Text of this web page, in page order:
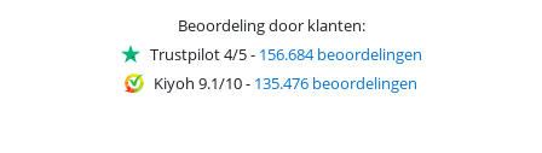
Beoordeling door klanten:
Trustpilot 4/5- 156.684 beoordelingen
Kiyoh 9.1/10- 135.476 beoordelingen